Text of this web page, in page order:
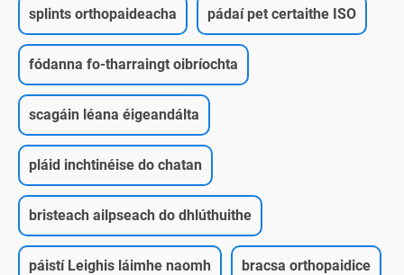
splints orthopaideacha pádaí pet certaithe ISO
fódanna fo-tharraingt oibríochta
scagáin léana éigeandálta
pláid inchtinéise do chatan
bristeach ailpseach do dhlúthuithe
páistí Leighis láimhe naomh bracsa orthopaidice